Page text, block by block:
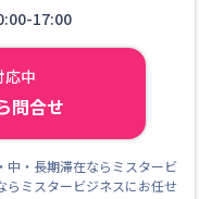
17:00
応中
問合せ
中・長期滞在ならミスタービ
ミスタービジネスにお任せ